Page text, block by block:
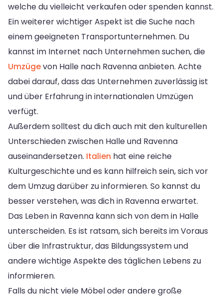
welche du vielleicht verkaufen oder spenden kannst.
Ein weiterer wichtiger Aspekt ist die Suche nach
einem geeigneten Transportunternehmen. Du
kannst im Internet nach Unternehmen suchen, die
Umzügevon Halle nach Ravenna anbieten. Achte
dabei darauf, dass das Unternehmen zuverlässig ist
und über Erfahrung in internationalen Umzügen
verfügt.
Außerdem solltest du dich auch mit den kulturellen
Unterschieden zwischen Halle und Ravenna
auseinandersetzen. Italien hat eine reiche
Kulturgeschichte und es kann hilfreich sein, sich vor
dem Umzug darüber zu informieren. So kannst du
besser verstehen, was dich in Ravenna erwartet.
Das Leben in Ravenna kann sich von dem in Halle
unterscheiden. Es ist ratsam, sich bereits im Voraus
über die Infrastruktur, das Bildungssystem und
andere wichtige Aspekte des täglichen Lebens zu
informieren.
Falls du nicht viele Möbel oder andere große